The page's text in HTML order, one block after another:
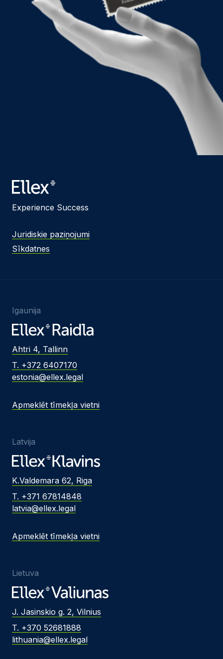
Experience Success
Juridiskie paziņojumi
Sīkdatnes
Igaunija
Ahtri 4, Tallinn
T. +372 6407170
estonia@ellex.legal
Apmeklēt tīmekļa vietni
Latvija
K.Valdemara 62, Riga
T. +371 67814848
latvia@ellex.legal
Apmeklēt tīmekļa vietni
Lietuva
J. Jasinskio g. 2, Vilnius
T. +370 52681888
lithuania@ellex.legal